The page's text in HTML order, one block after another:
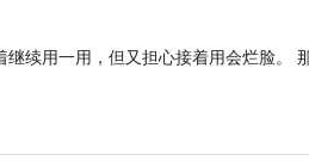
续用一用，但又担心接着用会烂脸。